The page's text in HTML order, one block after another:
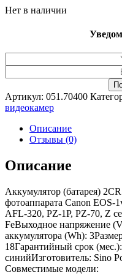
Нет в наличии
Артикул: 051.70400
видеокамер
Описание
Отзывы (0)
Описание
Аккумулятор (батарея)
фотоаппарата Canon EOS-
AFL-320, PZ-1P, PZ-70, Z
FeВыходное напряжение
аккумулятора (Wh):
18Гарантийный срок
синийИзготовитель: Sino
Совместимые модели: